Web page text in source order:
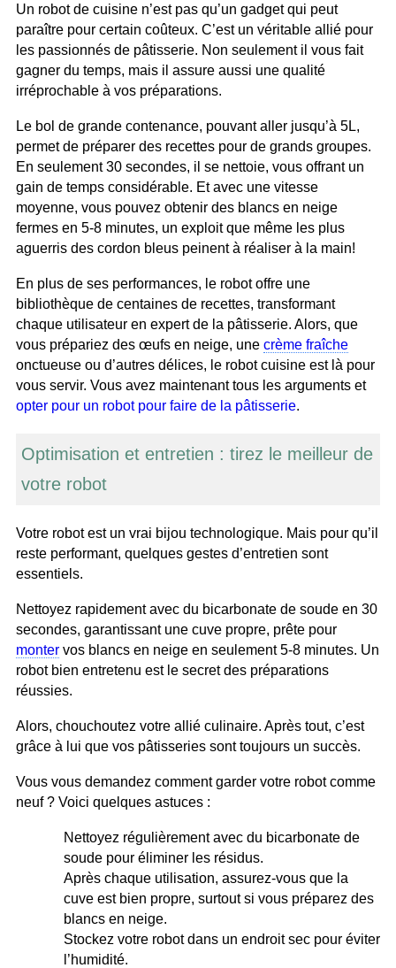
Un robot de cuisine n’est pas qu’un gadget qui peut
paraître pour certain coûteux. C’est un véritable allié pour
les passionnés de pâtisserie. Non seulement il vous fait
gagner du temps, mais il assure aussi une qualité
irréprochable à vos préparations.
Le bol de grande contenance, pouvant aller jusqu’à 5L,
permet de préparer des recettes pour de grands groupes.
En seulement 30 secondes, il se nettoie, vous offrant un
gain de temps considérable. Et avec une vitesse
moyenne, vous pouvez obtenir des blancs en neige
fermes en 5-8 minutes, un exploit que même les plus
aguerris des cordon bleus peinent à réaliser à la main!
En plus de ses performances, le robot offre une
bibliothèque de centaines de recettes, transformant
chaque utilisateur en expert de la pâtisserie. Alors, que
vous prépariez des œufs en neige, une crème fraîche
onctueuse ou d’autres délices, le robot cuisine est là pour
vous servir. Vous avez maintenant tous les arguments et
opter pour un robot pour faire de la pâtisserie.
Optimisation et entretien : tirez le meilleur de
votre robot
Votre robot est un vrai bijou technologique. Mais pour qu’il
reste performant, quelques gestes d’entretien sont
essentiels.
Nettoyez rapidement avec du bicarbonate de soude en 30
secondes, garantissant une cuve propre, prête pour
monter vos blancs en neige en seulement 5-8 minutes. Un
robot bien entretenu est le secret des préparations
réussies.
Alors, chouchoutez votre allié culinaire. Après tout, c’est
grâce à lui que vos pâtisseries sont toujours un succès.
Vous vous demandez comment garder votre robot comme
neuf ? Voici quelques astuces :
Nettoyez régulièrement avec du bicarbonate de
soude pour éliminer les résidus.
Après chaque utilisation, assurez-vous que la
cuve est bien propre, surtout si vous préparez des
blancs en neige.
Stockez votre robot dans un endroit sec pour éviter
l’humidité.